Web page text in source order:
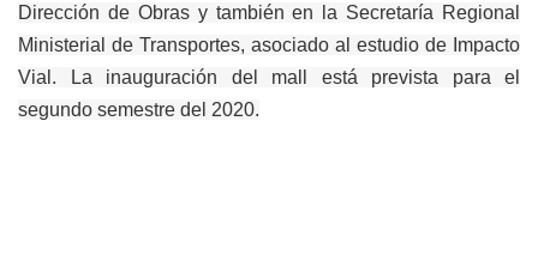
Dirección de Obras y también en la Secretaría Regional
Ministerial de Transportes, asociado al estudio de Impacto
Vial. La inauguración del mall está prevista para el
segundo semestre del 2020.